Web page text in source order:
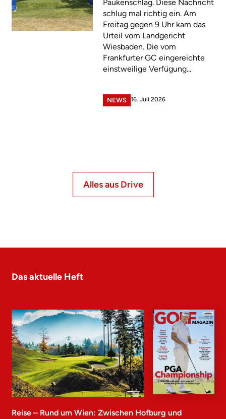
Paukenschlag. Diese Nachricht
schlug mal richtig ein. Am
Freitag gegen 9 Uhr kam das
Urteil vom Landgericht
Wiesbaden. Die vom
Frankfurter GC eingereichte
einstweilige Verfügung...
NEWS 16. Juli 2026
Alles aus Drive
Das aktuelle Heft
Reise – Rund um Wien: Zwischen Hofburg und